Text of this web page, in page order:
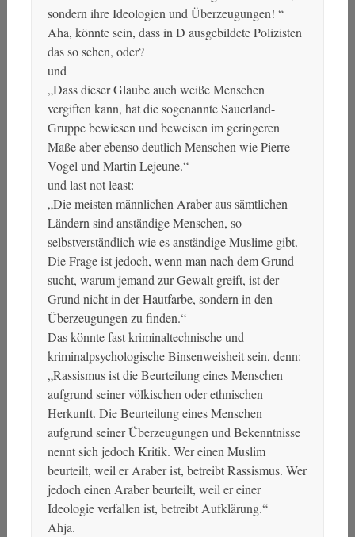
sondern ihre Ideologien und Überzeugungen! “
Aha, könnte sein, dass in D ausgebildete Polizisten
das so sehen, oder?
und
„Dass dieser Glaube auch weiße Menschen
vergiften kann, hat die sogenannte Sauerland-
Gruppe bewiesen und beweisen im geringeren
Maße aber ebenso deutlich Menschen wie Pierre
Vogel und Martin Lejeune.“
und last not least:
„Die meisten männlichen Araber aus sämtlichen
Ländern sind anständige Menschen, so
selbstverständlich wie es anständige Muslime gibt.
Die Frage ist jedoch, wenn man nach dem Grund
sucht, warum jemand zur Gewalt greift, ist der
Grund nicht in der Hautfarbe, sondern in den
Überzeugungen zu finden.“
Das könnte fast kriminaltechnische und
kriminalpsychologische Binsenweisheit sein, denn:
„Rassismus ist die Beurteilung eines Menschen
aufgrund seiner völkischen oder ethnischen
Herkunft. Die Beurteilung eines Menschen
aufgrund seiner Überzeugungen und Bekenntnisse
nennt sich jedoch Kritik. Wer einen Muslim
beurteilt, weil er Araber ist, betreibt Rassismus. Wer
jedoch einen Araber beurteilt, weil er einer
Ideologie verfallen ist, betreibt Aufklärung.“
Ahja.